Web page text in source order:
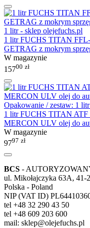
1 litr FUCHS TITAN FFL-
GETRAG z mokrym
W magazynie
15700 zł
1 litr FUCHS TITAN
MERCON ULV olej do
W magazynie
9797 zł
BCS -
ul. Mikołajczyka 63A, 41-
Polska - Poland
NIP (VAT ID)
tel +48 32 290 43 50
tel +48 609 203 600
mail: sklep@olejefuchs.pl